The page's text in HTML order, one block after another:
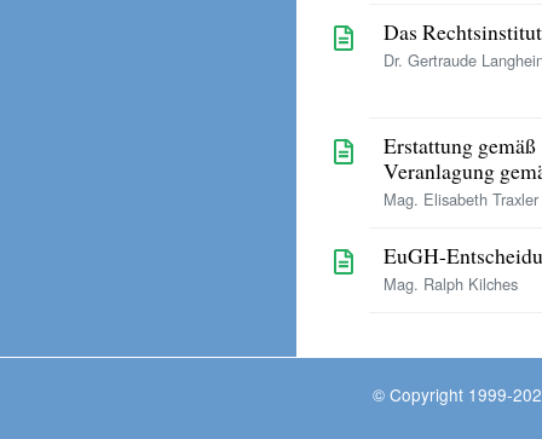
Das
Dr. Gertraude
Erstattung
Veranlagung
Mag. Elisabeth Traxler
EuGH-
Mag. Ralph Kilches
© Copyright 1999-